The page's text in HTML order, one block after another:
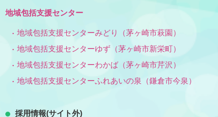
地域包括支援センター
地域包括支援センターみどり（茅ヶ崎市萩園）
地域包括支援センターゆず（茅ヶ崎市新栄町）
地域包括支援センターわかば（茅ヶ崎市芹沢）
地域包括支援センターふれあいの泉（鎌倉市今泉）
採用情報(サイト外)